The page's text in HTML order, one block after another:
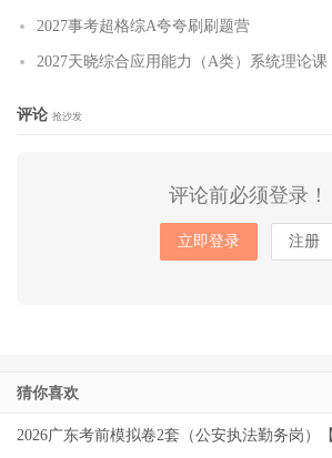
2027事考超格综A夸夸刷刷题营
2027天晓综合应用能力（A类）系统理论课
评论 抢沙发
评论前必须登录！
立即登录 注册
猜你喜欢
2026广东考前模拟卷2套（公安执法勤务岗）【